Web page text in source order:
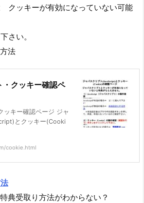
クッキーが有効になっていない可能
さい。
法
・クッキー確認ペ
ッキー確認ページ ジャ
とクッキー(Cooki
cookie.html
典受取り方法がわからない？